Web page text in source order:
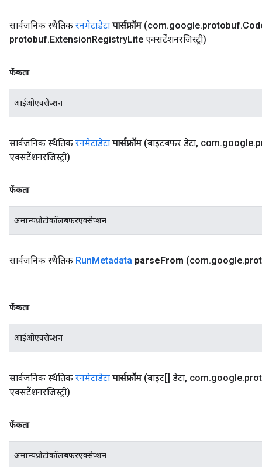
सार्वजनिक स्थैतिक रनमेटाडेटा पार्सफ्रॉम (com.google.protobuf.
protobuf.ExtensionRegistryLite एक्सटेंशनरजिस्ट्री)
फेंकता
आईओएक्सेप्शन
सार्वजनिक स्थैतिक रनमेटाडेटा पार्सफ्रॉम (बाइटबफ़र डेटा, com.google.
एक्सटेंशनरजिस्ट्री)
फेंकता
अमान्यप्रोटोकॉलबफ़रएक्सेप्शन
सार्वजनिक स्थैतिक RunMetadata parseFrom (com.google.
फेंकता
आईओएक्सेप्शन
सार्वजनिक स्थैतिक रनमेटाडेटा पार्सफ्रॉम (बाइट[] डेटा, com.google.
एक्सटेंशनरजिस्ट्री)
फेंकता
अमान्यप्रोटोकॉलबफ़रएक्सेप्शन